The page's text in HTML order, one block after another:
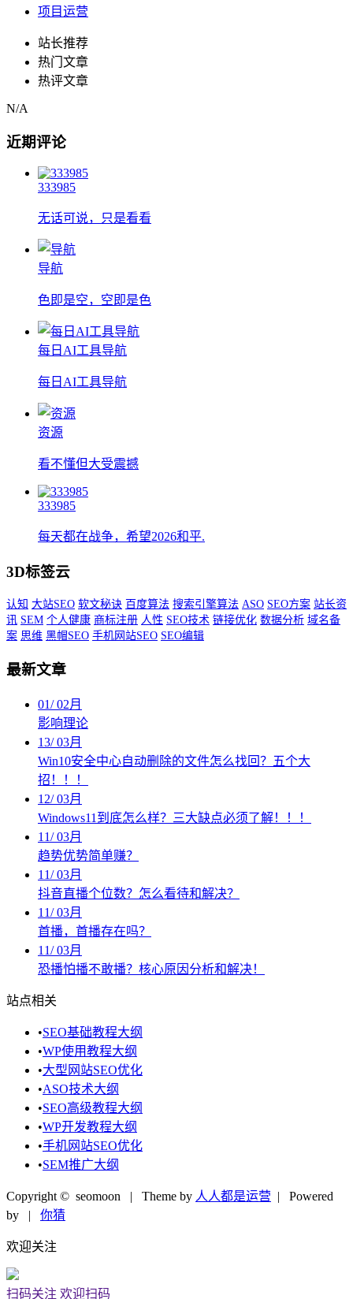
项目运营
站长推荐
热门文章
热评文章
N/A
近期评论
333985
无话可说，只是看看
导航
色即是空，空即是色
每日AI工具导航
每日AI工具导航
资源
看不懂但大受震撼
333985
每天都在战争，希望2026和平.
3D标签云
认知 大站SEO 软文秘诀 百度算法 搜索引擎算法 ASO SEO方案 站长资
讯 SEM 个人健康 商标注册 人性 SEO技术 链接优化 数据分析 域名备
案 思维 黑帽SEO 手机网站SEO SEO编辑
最新文章
01/02月
影响理论
13/03月
Win10安全中心自动删除的文件怎么找回？五个大
招！！！
12/03月
Windows11到底怎么样？三大缺点必须了解！！！
11/03月
趋势优势简单赚？
11/03月
抖音直播个位数？怎么看待和解决？
11/03月
首播，首播存在吗？
11/03月
恐播怕播不敢播？核心原因分析和解决！
站点相关
•SEO基础教程大纲
•WP使用教程大纲
•大型网站SEO优化
•ASO技术大纲
•SEO高级教程大纲
•WP开发教程大纲
•手机网站SEO优化
•SEM推广大纲
Copyright © seomoon | Theme by 人人都是运营 | Powered
by
| 你猜
欢迎关注
扫码关注 欢迎扫码